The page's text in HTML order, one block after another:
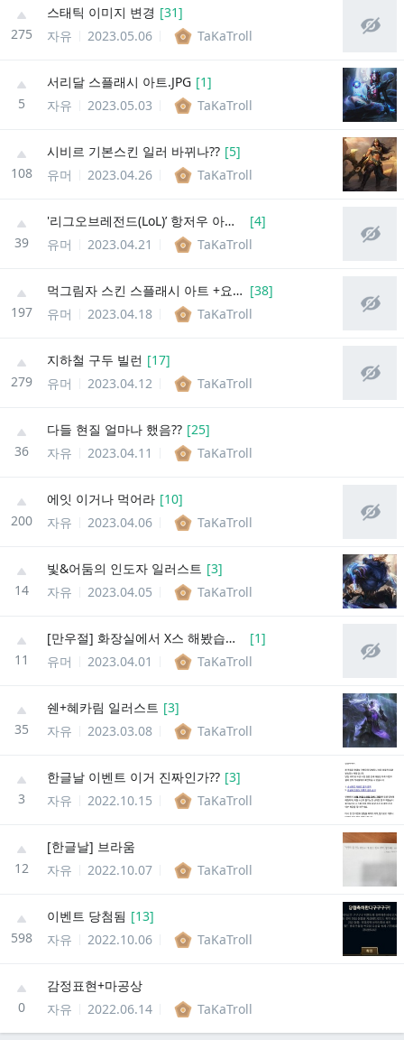
275
스태틱 이미지 변경 [31]
자유
2023.05.06 TaKaTroll
5
서리달 스플래시 아트.JPG [1]
자유
2023.05.03 TaKaTroll
108
시비르 기본스킨 일러 바뀌나?? [5]
유머
2023.04.26 TaKaTroll
39
'리그오브레전드(LoL)’ 항저우 아시안게임 국가대표 예비 명단 [4]
유머
2023.04.21 TaKaTroll
197
먹그림자 스킨 스플래시 아트 +요네, 아우솔 추가 [38]
유머
2023.04.18 TaKaTroll
279
지하철 구두 빌런 [17]
유머
2023.04.12 TaKaTroll
36
다들 현질 얼마나 했음?? [25]
자유
2023.04.11 TaKaTroll
200
에잇 이거나 먹어라 [10]
자유
2023.04.06 TaKaTroll
14
빛&어둠의 인도자 일러스트 [3]
자유
2023.04.05 TaKaTroll
11
[만우절] 화장실에서 X스 해봤습니다 [1]
유머
2023.04.01 TaKaTroll
35
쉔+혜카림 일러스트 [3]
자유
2023.03.08 TaKaTroll
3
한글날 이벤트 이거 진짜인가?? [3]
자유
2022.10.15 TaKaTroll
12
[한글날] 브라움
자유
2022.10.07 TaKaTroll
598
이벤트 당첨됨 [13]
자유
2022.10.06 TaKaTroll
0
감정표현+마공상
자유
2022.06.14 TaKaTroll